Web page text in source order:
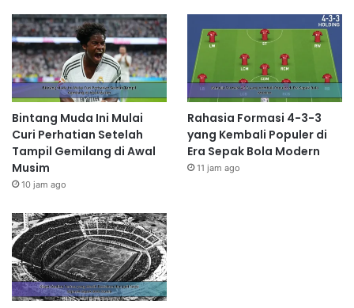
Bintang Muda Ini Mulai
Curi Perhatian Setelah
Tampil Gemilang di Awal
Musim
10 jam ago
Rahasia Formasi 4-3-3
yang Kembali Populer di
Era Sepak Bola Modern
11 jam ago